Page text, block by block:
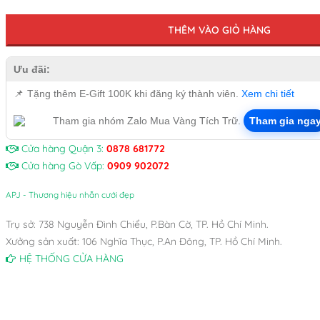
THÊM VÀO GIỎ HÀNG
Ưu đãi:
📌 Tặng thêm E-Gift 100K khi đăng ký thành viên. Xem chi tiết
Tham gia nhóm Zalo Mua Vàng Tích Trữ. Tham gia
Cửa hàng Quận 3: 0878 681772
Cửa hàng Gò Vấp: 0909 902072
APJ - Thương hiệu nhẫn cưới đẹp
Trụ sở: 738 Nguyễn Đình Chiểu, P.Bàn Cờ, TP. Hồ Chí Minh.
Xưởng sản xuất: 106 Nghĩa Thục, P.An Đông, TP. Hồ Chí Minh.
HỆ THỐNG CỬA HÀNG